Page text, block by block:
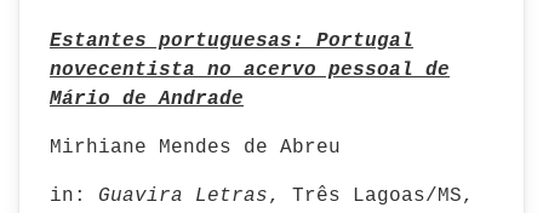
Estantes portuguesas: Portugal
novecentista no acervo pessoal de
Mário de Andrade
Mirhiane Mendes de Abreu
in: Guavira Letras, Três Lagoas/MS,